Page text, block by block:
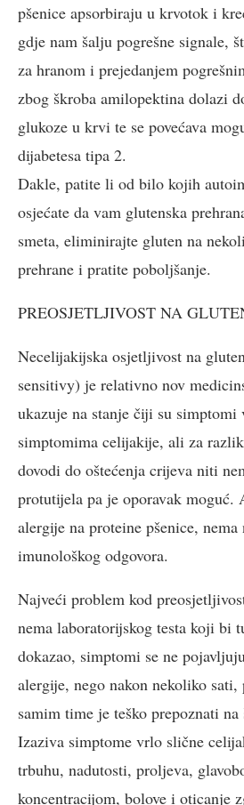
pšenice apsorbiraju u krvotok i
gdje nam šalju pogrešne signale,
za hranom i prejedanjem
zbog škroba amilopektina dolazi
glukoze u krvi te se povećava
dijabetesa tipa 2.
Dakle, patite li od bilo kojih
osjećate da vam glutenska
smeta, eliminirajte gluten na
prehrane i pratite poboljšanje.
PREOSJETLJIVOST NA
Necelijakijska osjetljivost na
sensitivy) je relativno nov
ukazuje na stanje čiji su
simptomima celijakije, ali za
dovodi do oštećenja crijeva niti
protutijela pa je oporavak moguć.
alergije na proteine pšenice,
imunološkog odgovora.
Najveći problem kod
nema laboratorijskog testa koji bi
dokazao, simptomi se ne
alergije, nego nakon nekoliko sati,
samim time je teško prepoznati
Izaziva simptome vrlo slične
trbuhu, nadutosti, proljeva,
koncentracijom, bolove i oticanje